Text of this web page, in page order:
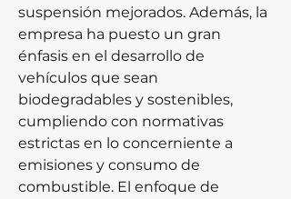
suspensión mejorados. Además, la
empresa ha puesto un gran
énfasis en el desarrollo de
vehículos que sean
biodegradables y sostenibles,
cumpliendo con normativas
estrictas en lo concerniente a
emisiones y consumo de
combustible. El enfoque de